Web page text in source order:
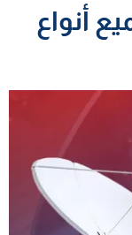
أنواع